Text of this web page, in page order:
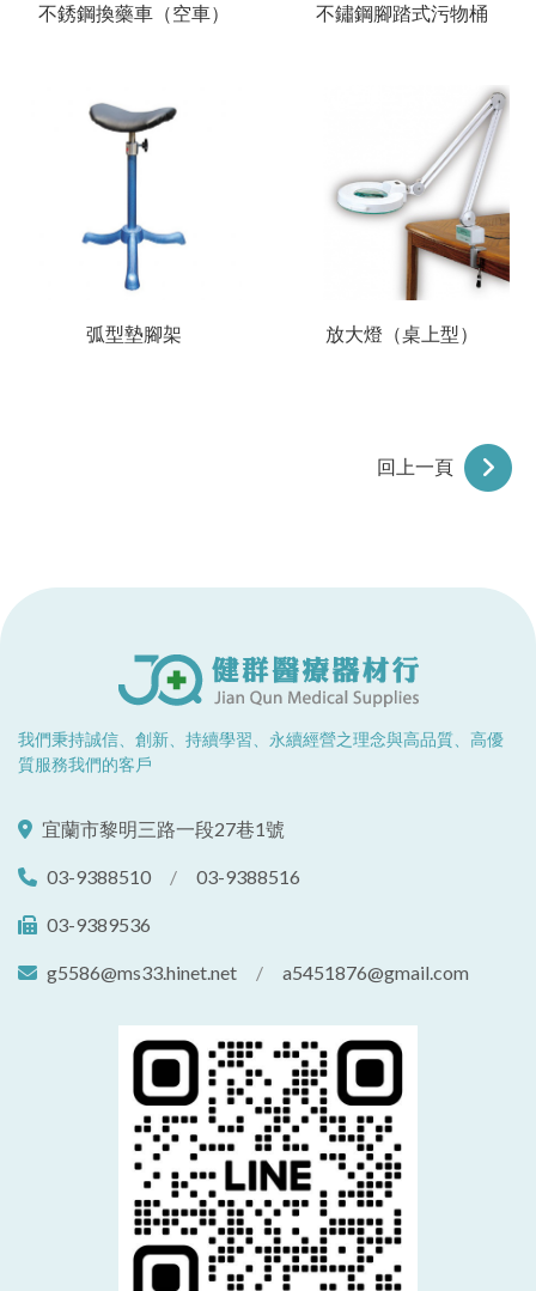
不銹鋼換藥車（空車） 不鏽鋼腳踏式污物桶
弧型墊腳架 放大燈（桌上型）
回上一頁
我們秉持誠信、創新、持續學習、永續經營之理念與高品質、高優
質服務我們的客戶
宜蘭市黎明三路一段27巷1號
03-9388510 / 03-9388516
03-9389536
g5586@ms33.hinet.net / a5451876@gmail.com